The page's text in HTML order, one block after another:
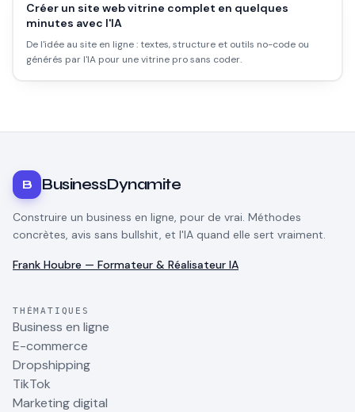
Créer un site web vitrine complet en quelques
minutes avec l'IA
De l'idée au site en ligne : textes, structure et outils no-code ou
générés par l'IA pour une vitrine pro sans coder.
B BusinessDynamite
Construire un business en ligne, pour de vrai. Méthodes
concrètes, avis sans bullshit, et l'IA quand elle sert vraiment.
Frank Houbre — Formateur & Réalisateur IA
THÉMATIQUES
Business en ligne
E-commerce
Dropshipping
TikTok
Marketing digital